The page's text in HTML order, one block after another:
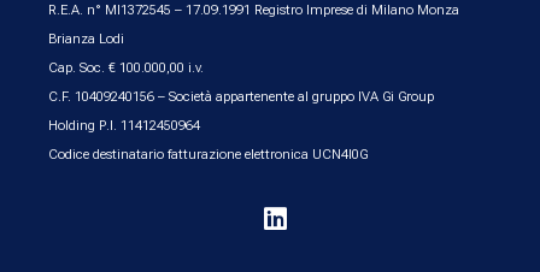
R.E.A. n° MI1372545 – 17.09.1991 Registro Imprese di Milano Monza
Brianza Lodi
Cap. Soc. € 100.000,00 i.v.
C.F. 10409240156 – Società appartenente al gruppo IVA Gi Group
Holding P.I. 11412450964
Codice destinatario fatturazione elettronica UCN4I0G
